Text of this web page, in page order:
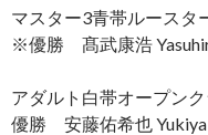
マスター3青帯ルースタ
※優勝 髙武康浩
アダルト白帯オープンク
優勝 安藤佑希也 Yukiya